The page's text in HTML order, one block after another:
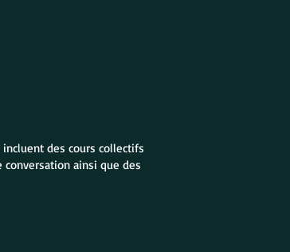
incluent des cours collectifs
ainsi que des